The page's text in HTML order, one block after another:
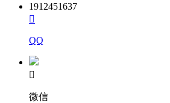
1912451637

QQ

微信